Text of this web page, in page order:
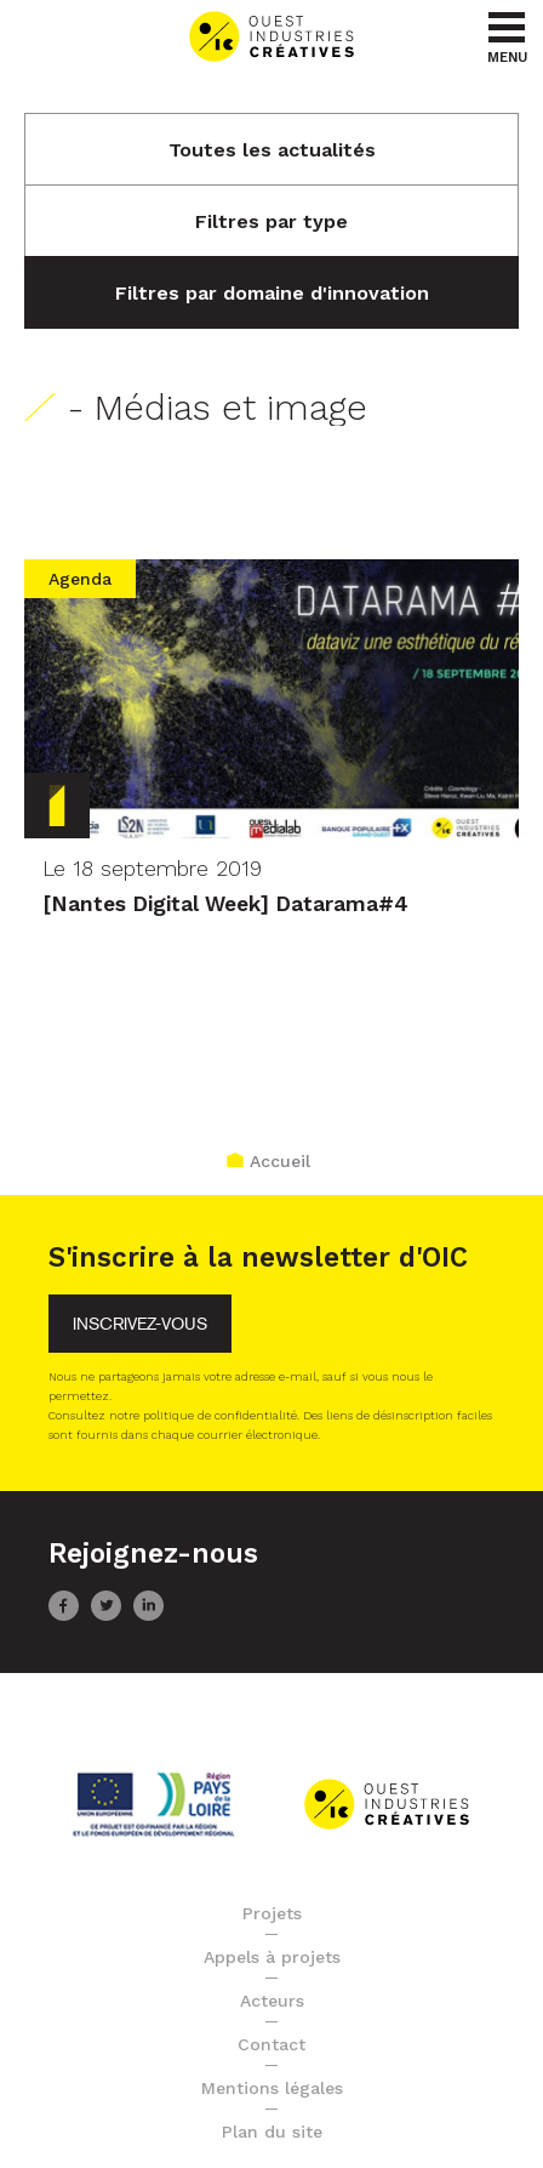
Aller au menu
Aller au contenu
MENU
Toutes les actualités
Filtres par type
Filtres par domaine d'innovation
- Médias et image
Agenda
Le 18 septembre 2019
[Nantes Digital Week] Datarama#4
Accueil
S'inscrire à la newsletter d'OIC
INSCRIVEZ-VOUS
Nous ne partageons jamais votre adresse e-mail, sauf si vous nous le
permettez.
Consultez notre politique de confidentialité. Des liens de désinscription faciles
sont fournis dans chaque courrier électronique.
Rejoignez-nous
Projets
Appels à projets
Acteurs
Contact
Mentions légales
Plan du site